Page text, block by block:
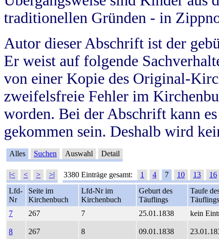
traditionellen Gründen - in
Autor dieser Abschrift ist der
Er weist auf folgende
von einer Kopie des Original-
zweifelsfreie Fehler im
worden. Bei der Abschrift kann
gekommen sein. Deshalb wird
Alles Suchen Auswahl Detail
|< < > >| 3380 Einträge gesamt: 1 4 7 10 13
16
Lfd-
Nr
Seite im
Kirchenbuch
Lfd-Nr im
Kirchenbuch
Geburt des
Täuflings
Taufe
Täuflings
7
267 7 25.01.1838 kein
8 267 8 09.01.1838